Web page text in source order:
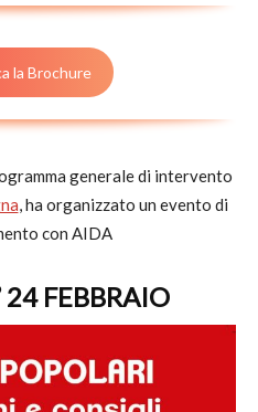
la Brochure
generale di intervento
, ha organizzato un evento di
con AIDA
24 FEBBRAIO